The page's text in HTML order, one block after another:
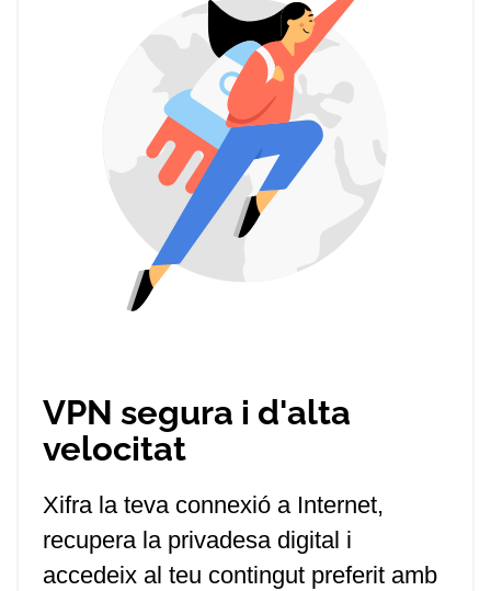
VPN segura i d'alta
velocitat
Xifra la teva connexió a Internet,
recupera la privadesa digital i
accedeix al teu contingut preferit amb